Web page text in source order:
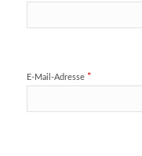
E-Mail-Adresse *